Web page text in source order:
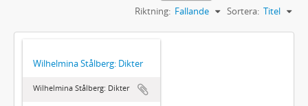
Sortera: Titel
Riktning: Fallande
Wilhelmina Stålberg: Dikter
Wilhelmina Stålberg: Dikter